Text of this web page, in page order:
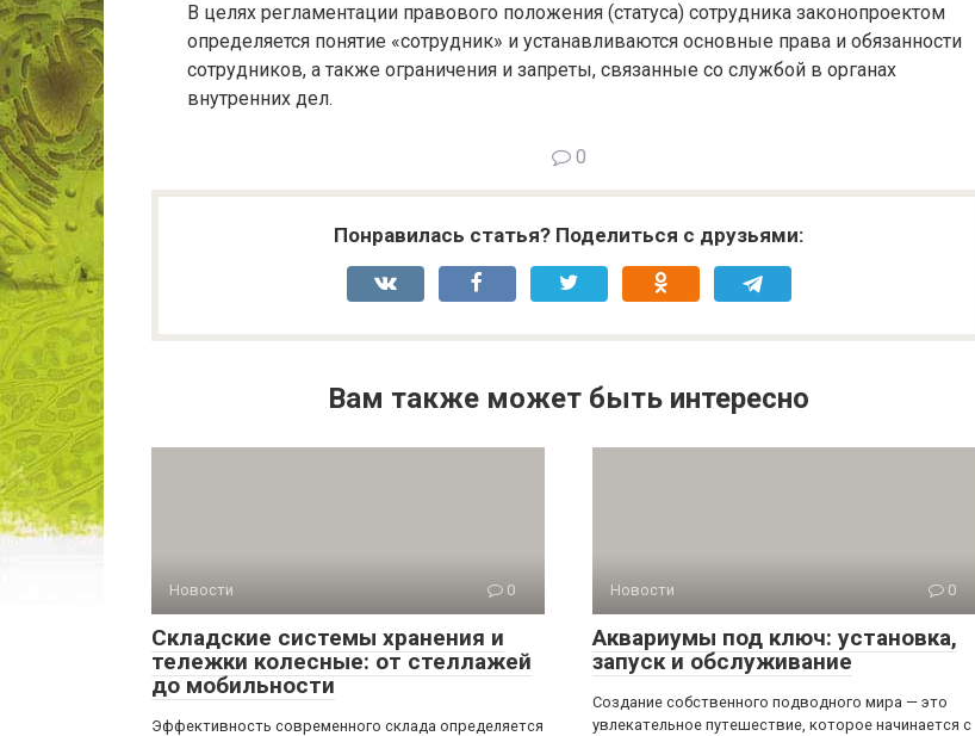
В целях регламентации правового положения (статуса) сотрудника законопроектом
определяется понятие «сотрудник» и устанавливаются основные права и обязанности
сотрудников, а также ограничения и запреты, связанные со службой в органах
внутренних дел.
0
Понравилась статья? Поделиться с друзьями:
Вам также может быть интересно
Новости 0
Складские системы хранения и
тележки колесные: от стеллажей
до мобильности
Эффективность современного склада определяется
Новости 0
Аквариумы под ключ: установка,
запуск и обслуживание
Создание собственного подводного мира — это
увлекательное путешествие, которое начинается с